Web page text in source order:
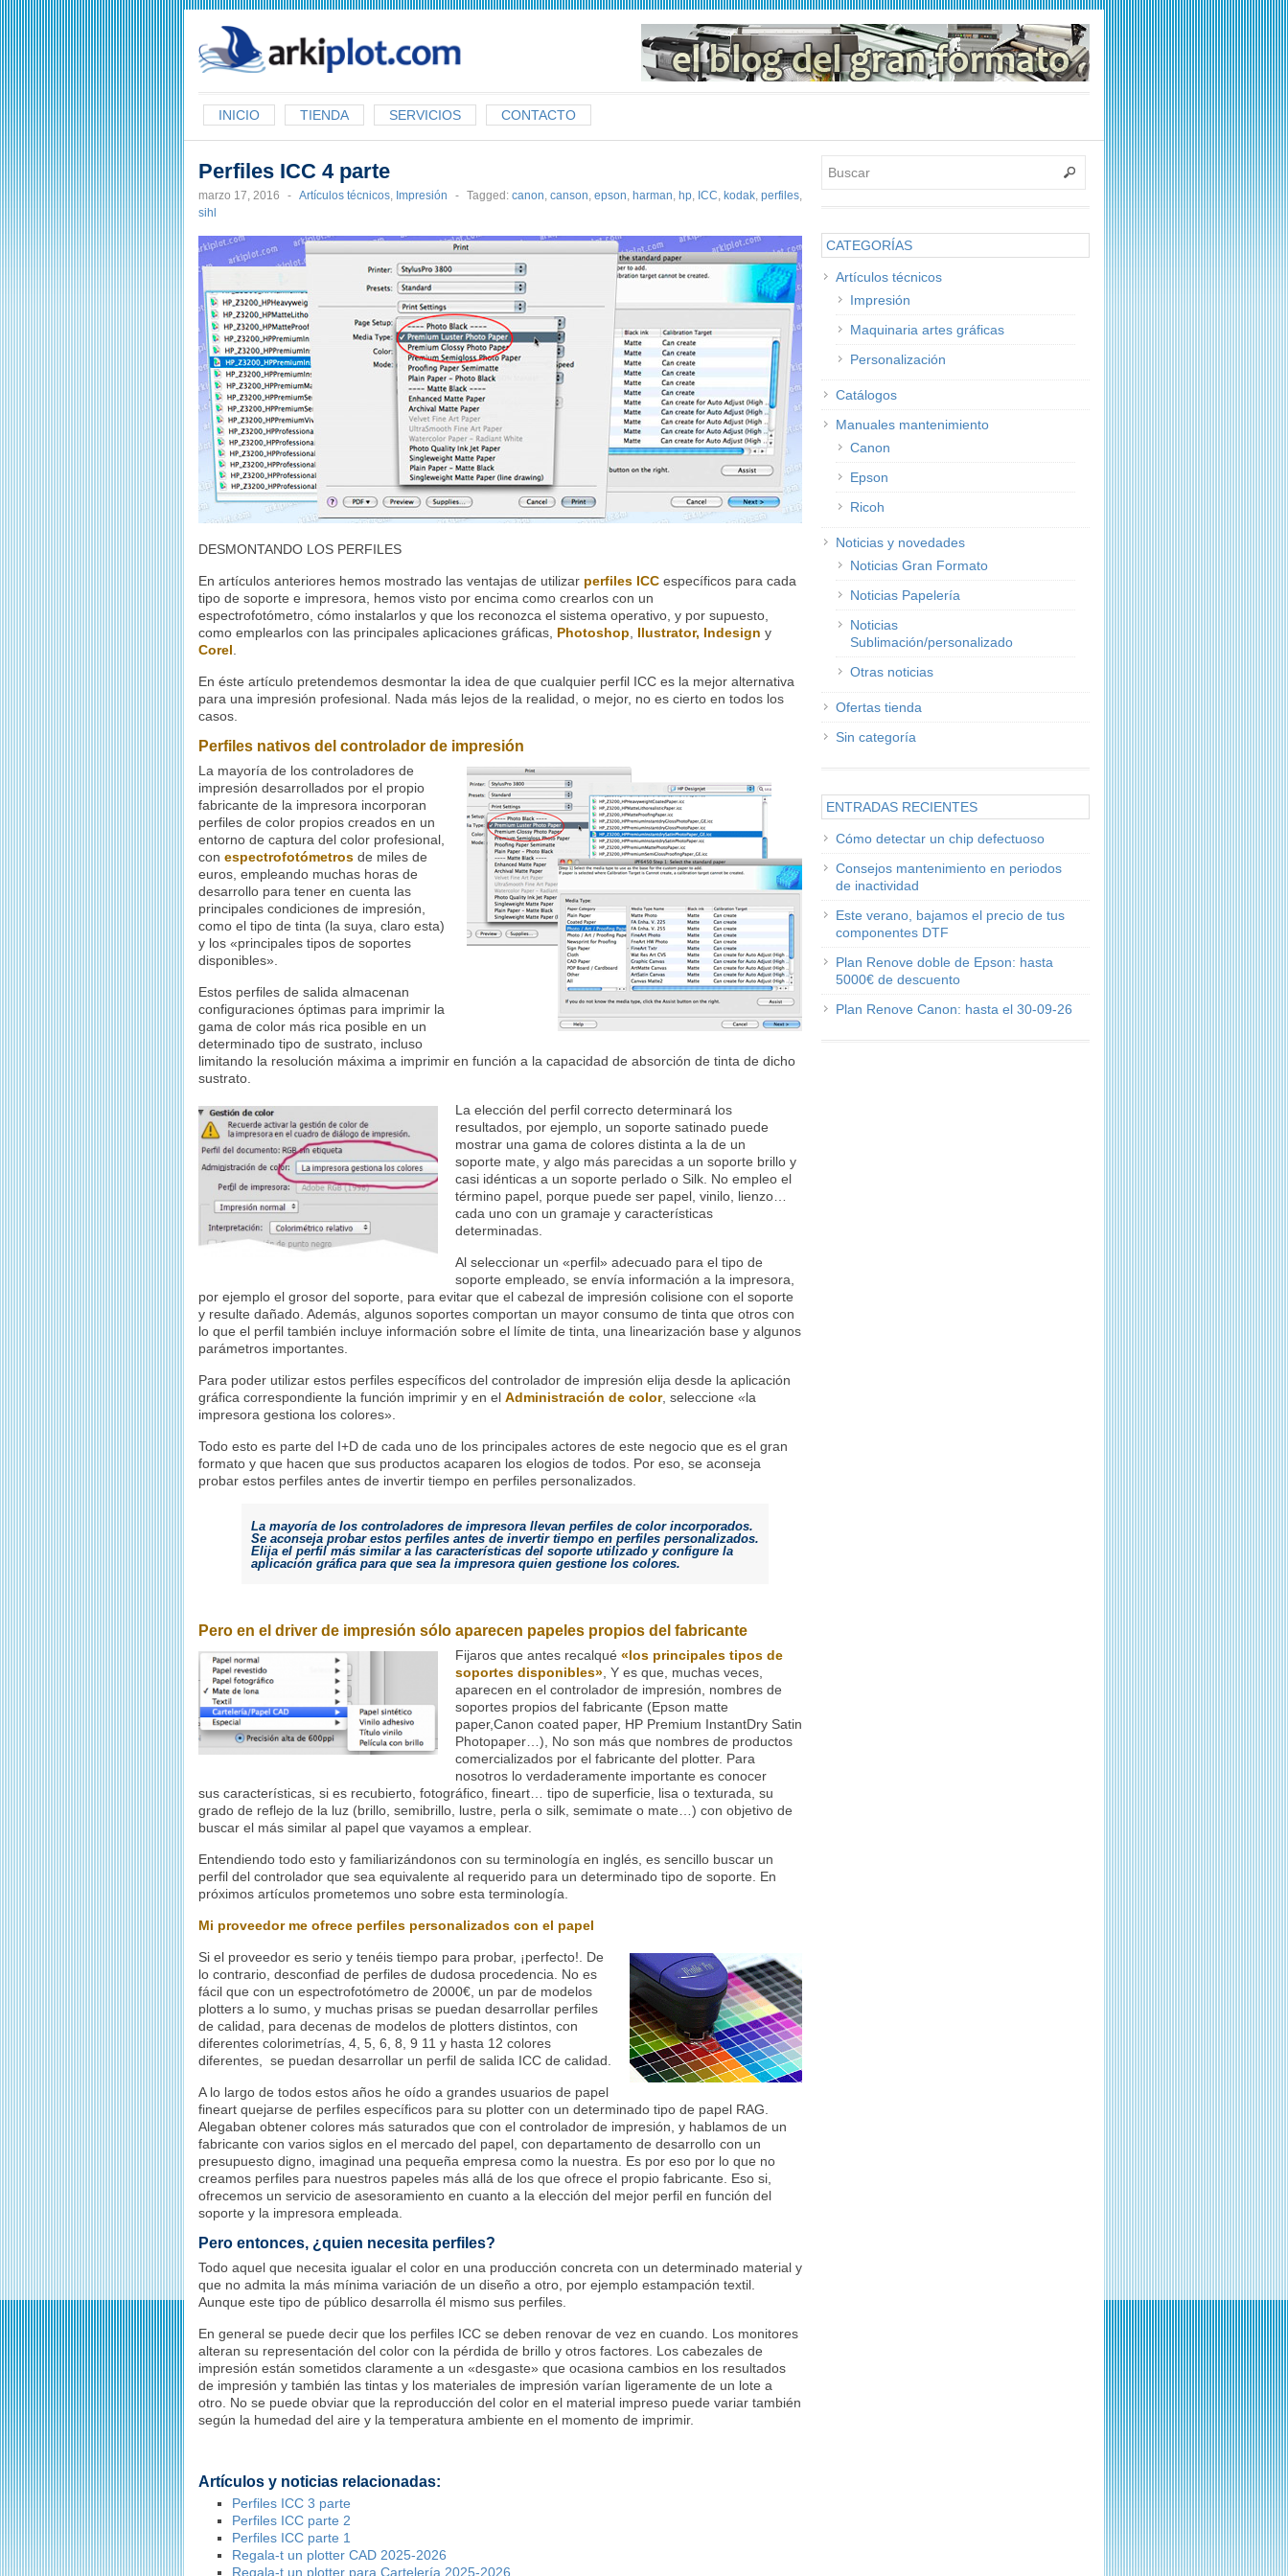
INICIO TIENDA SERVICIOS CONTACTO
Perfiles ICC 4 parte
marzo 17, 2016 - Artículos técnicos, Impresión - Tagged: canon, canson, epson, harman, hp, ICC, kodak, perfiles,
sihl
DESMONTANDO LOS PERFILES
En artículos anteriores hemos mostrado las ventajas de utilizar perfiles ICC específicos para cada
tipo de soporte e impresora, hemos visto por encima como crearlos con un
espectrofotómetro, cómo instalarlos y que los reconozca el sistema operativo, y por supuesto,
como emplearlos con las principales aplicaciones gráficas, Photoshop Ilustrator, Indesign y
Corel
En éste artículo pretendemos desmontar la idea de que cualquier perfil ICC es la mejor alternativa
para una impresión profesional. Nada más lejos de la realidad, o mejor, no es cierto en todos los
casos.
Perfiles nativos del controlador de impresión
La mayoría de los controladores de
impresión desarrollados por el propio
fabricante de la impresora incorporan
perfiles de color propios creados en un
entorno de captura del color profesional,
con espectrofotómetros de miles de
euros, empleando muchas horas de
desarrollo para tener en cuenta las
principales condiciones de impresión,
como el tipo de tinta (la suya, claro esta)
y los «principales tipos de soportes
disponibles».
Estos perfiles de salida almacenan
configuraciones óptimas para imprimir la
gama de color más rica posible en un
determinado tipo de sustrato, incluso
limitando la resolución máxima a imprimir en función a la capacidad de absorción de tinta de dicho
sustrato.
La elección del perfil correcto determinará los
resultados, por ejemplo, un soporte satinado puede
mostrar una gama de colores distinta a la de un
soporte mate, y algo más parecidas a un soporte brillo y
casi idénticas a un soporte perlado o Silk. No empleo el
término papel, porque puede ser papel, vinilo, lienzo…
cada uno con un gramaje y características
determinadas.
Al seleccionar un «perfil» adecuado para el tipo de
soporte empleado, se envía información a la impresora,
por ejemplo el grosor del soporte, para evitar que el cabezal de impresión colisione con el soporte
y resulte dañado. Además, algunos soportes comportan un mayor consumo de tinta que otros con
lo que el perfil también incluye información sobre el límite de tinta, una linearización base y algunos
parámetros importantes.
Para poder utilizar estos perfiles específicos del controlador de impresión elija desde la aplicación
gráfica correspondiente la función imprimir y en el Administración de color, seleccione «la
impresora gestiona los colores».
Todo esto es parte del I+D de cada uno de los principales actores de este negocio que es el gran
formato y que hacen que sus productos acaparen los elogios de todos. Por eso, se aconseja
probar estos perfiles antes de invertir tiempo en perfiles personalizados.
La mayoría de los controladores de impresora llevan perfiles de color incorporados.
Se aconseja probar estos perfiles antes de invertir tiempo en perfiles personalizados.
Elija el perfil más similar a las características del soporte utilizado y configure la
aplicación gráfica para que sea la impresora quien gestione los colores.
Pero en el driver de impresión sólo aparecen papeles propios del fabricante
Fijaros que antes recalqué «los principales tipos de
soportes disponibles», Y es que, muchas veces,
aparecen en el controlador de impresión, nombres de
soportes propios del fabricante (Epson matte
paper,Canon coated paper, HP Premium InstantDry Satin
Photopaper…), No son más que nombres de productos
comercializados por el fabricante del plotter. Para
nosotros lo verdaderamente importante es conocer
sus características, si es recubierto, fotográfico, fineart… tipo de superficie, lisa o texturada, su
grado de reflejo de la luz (brillo, semibrillo, lustre, perla o silk, semimate o mate…) con objetivo de
buscar el más similar al papel que vayamos a emplear.
Entendiendo todo esto y familiarizándonos con su terminología en inglés, es sencillo buscar un
perfil del controlador que sea equivalente al requerido para un determinado tipo de soporte. En
próximos artículos prometemos uno sobre esta terminología.
Mi proveedor me ofrece perfiles personalizados con el papel
Si el proveedor es serio y tenéis tiempo para probar, ¡perfecto!. De
lo contrario, desconfiad de perfiles de dudosa procedencia. No es
fácil que con un espectrofotómetro de 2000€, un par de modelos
plotters a lo sumo, y muchas prisas se puedan desarrollar perfiles
de calidad, para decenas de modelos de plotters distintos, con
diferentes colorimetrías, 4, 5, 6, 8, 9 11 y hasta 12 colores
diferentes, se puedan desarrollar un perfil de salida ICC de calidad.
A lo largo de todos estos años he oído a grandes usuarios de papel
fineart quejarse de perfiles específicos para su plotter con un determinado tipo de papel RAG.
Alegaban obtener colores más saturados que con el controlador de impresión, y hablamos de un
fabricante con varios siglos en el mercado del papel, con departamento de desarrollo con un
presupuesto digno, imaginad una pequeña empresa como la nuestra. Es por eso por lo que no
creamos perfiles para nuestros papeles más allá de los que ofrece el propio fabricante. Eso si,
ofrecemos un servicio de asesoramiento en cuanto a la elección del mejor perfil en función del
soporte y la impresora empleada.
Pero entonces, ¿quien necesita perfiles?
Todo aquel que necesita igualar el color en una producción concreta con un determinado material y
que no admita la más mínima variación de un diseño a otro, por ejemplo estampación textil.
Aunque este tipo de público desarrolla él mismo sus perfiles.
En general se puede decir que los perfiles ICC se deben renovar de vez en cuando. Los monitores
alteran su representación del color con la pérdida de brillo y otros factores. Los cabezales de
impresión están sometidos claramente a un «desgaste» que ocasiona cambios en los resultados
de impresión y también las tintas y los materiales de impresión varían ligeramente de un lote a
otro. No se puede obviar que la reproducción del color en el material impreso puede variar también
según la humedad del aire y la temperatura ambiente en el momento de imprimir.
Artículos y noticias relacionadas:
Perfiles ICC 3 parte
Perfiles ICC parte 2
Perfiles ICC parte 1
Regala-t un plotter CAD 2025-2026
Regala-t un plotter para Cartelería 2025-2026
CATEGORÍAS
Artículos técnicos
Impresión
Maquinaria artes gráficas
Personalización
Catálogos
Manuales mantenimiento
Canon
Epson
Ricoh
Noticias y novedades
Noticias Gran Formato
Noticias Papelería
Noticias
Sublimación/personalizado
Otras noticias
Ofertas tienda
Sin categoría
ENTRADAS RECIENTES
Cómo detectar un chip defectuoso
Consejos mantenimiento en periodos
de inactividad
Este verano, bajamos el precio de tus
componentes DTF
Plan Renove doble de Epson: hasta
5000€ de descuento
Plan Renove Canon: hasta el 30-09-26